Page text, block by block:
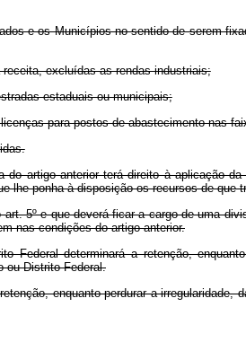
e os Municípios no sentido de serem
excluídas as rendas industriais;
estaduais ou municipais;
para postos de abastecimento nas
artigo anterior terá direito à aplicação
lhe ponha à disposição os recursos de que
5º e que deverá ficar a cargo de uma
nas condições do artigo anterior.
determinará a retenção,
ou Distrito Federal.
enquanto perdurar a